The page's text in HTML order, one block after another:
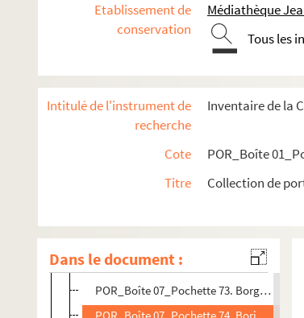
Etablissement de
conservation
Médiathèque
Tous les
Intitulé de l'instrument de
recherche
Inventaire de la
Cote
POR_Boîte
Titre
Collection de
Dans le document :
POR_Boîte 07_Pochette 62. Bonjour,
POR_Boîte 07_Pochette 63. Bonnay,
POR_Boîte 07_Pochette 65. Bonnier
POR_Boîte 07_Pochette 66. Boonen,
POR_Boîte 07_Pochette 68. Boorlunt De
POR_Boîte 07_Pochette 69. Borcht, Henry
POR_Boîte 07_Pochette 71. Borgia,
POR_Boîte 07_Pochette 72. Borgia ou
POR_Boîte 07_Pochette 73. Borgia , César